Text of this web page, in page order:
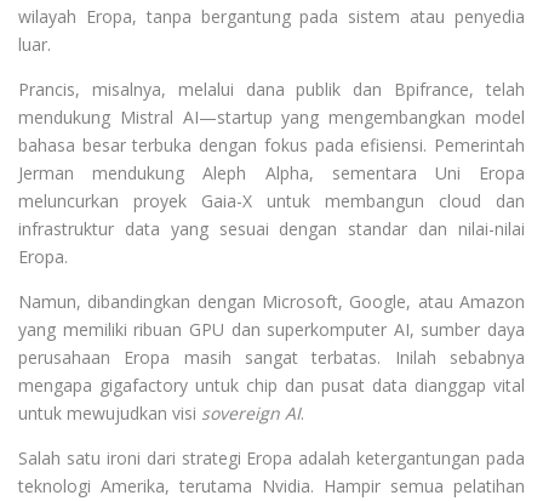
wilayah Eropa, tanpa bergantung pada sistem atau penyedia
luar.
Prancis, misalnya, melalui dana publik dan Bpifrance, telah
mendukung Mistral AI—startup yang mengembangkan model
bahasa besar terbuka dengan fokus pada efisiensi. Pemerintah
Jerman mendukung Aleph Alpha, sementara Uni Eropa
meluncurkan proyek Gaia-X untuk membangun cloud dan
infrastruktur data yang sesuai dengan standar dan nilai-nilai
Eropa.
Namun, dibandingkan dengan Microsoft, Google, atau Amazon
yang memiliki ribuan GPU dan superkomputer AI, sumber daya
perusahaan Eropa masih sangat terbatas. Inilah sebabnya
mengapa gigafactory untuk chip dan pusat data dianggap vital
untuk mewujudkan visi sovereign AI.
Salah satu ironi dari strategi Eropa adalah ketergantungan pada
teknologi Amerika, terutama Nvidia. Hampir semua pelatihan